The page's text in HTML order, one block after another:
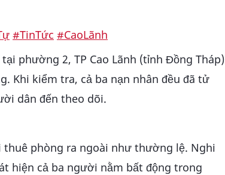
#TinTức #CaoLãnh
phường 2, TP Cao Lãnh (tỉnh Đồng Tháp)
Khi kiểm tra, cả ba nạn nhân đều đã tử
dân đến theo dõi.
thuê phòng ra ngoài như thường lệ. Nghi
hiện cả ba người nằm bất động trong